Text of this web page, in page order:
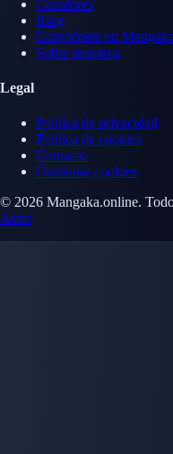
Creadores
Blog
Conviértete en Mangaka
Sobre nosotros
Legal
Política de privacidad
Política de cookies
Contacto
Gestionar cookies
© 2026 Mangaka.online.
Astro